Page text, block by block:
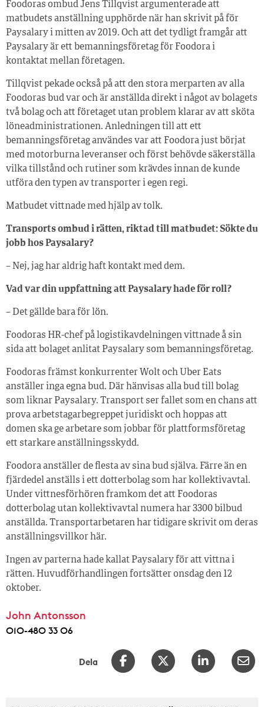
Foodoras ombud Jens Tillqvist argumenterade att
matbudets anställning upphörde när han skrivit på för
Paysalary i mitten av 2019. Och att det tydligt framgår att
Paysalary är ett bemanningsföretag för Foodora i
kontaktat mellan företagen.
Tillqvist pekade också på att den stora merparten av alla
Foodoras bud var och är anställda direkt i något av bolagets
två bolag och att företaget utan problem klarar av att sköta
löneadministrationen. Anledningen till att ett
bemanningsföretag användes var att Foodora just börjat
med motorburna leveranser och först behövde säkerställa
vilka tillstånd och rutiner som krävdes innan de kunde
utföra den typen av transporter i egen regi.
Matbudet vittnade med hjälp av tolk.
Transports ombud i rätten, riktad till matbudet: Sökte du
jobb hos Paysalary?
– Nej, jag har aldrig haft kontakt med dem.
Vad var din uppfattning att Paysalary hade för roll?
– Det gällde bara för lön.
Foodoras HR-chef på logistikavdelningen vittnade å sin
sida att bolaget anlitat Paysalary som bemanningsföretag.
Foodoras främst konkurrenter Wolt och Uber Eats
anställer inga egna bud. Där hänvisas alla bud till bolag
som liknar Paysalary. Transport ser fallet som en chans att
prova arbetstagarbegreppet juridiskt och hoppas att
domen ska ge arbetare som jobbar för plattformsföretag
ett starkare anställningsskydd.
Foodora anställer de flesta av sina bud själva. Färre än en
fjärdedel anställs i ett dotterbolag som har kollektivavtal.
Under vittnesförhören framkom det att Foodoras
dotterbolag utan kollektivavtal numera har 3300 bilbud
anställda. Transportarbetaren har tidigare skrivit om deras
anställningsvillkor här.
Ingen av parterna hade kallat Paysalary för att vittna i
rätten. Huvudförhandlingen fortsätter onsdag den 12
oktober.
John Antonsson
010-480 33 06
Dela